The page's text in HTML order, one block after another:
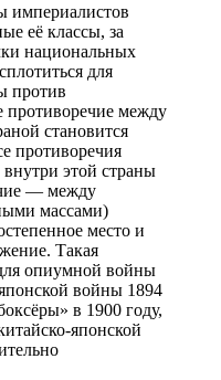
империалистов
её классы, за
национальных
для
против
противоречие между
становится
противоречия
этой страны
— между
массами)
место и
Такая
опиумной войны
войны 1894
в 1900 году,
японской